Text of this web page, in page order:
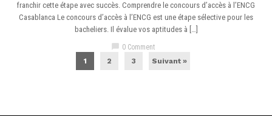
franchir cette étape avec succès. Comprendre le concours d’accès à l’ENCG
Casablanca Le concours d’accès à l’ENCG est une étape sélective pour les
bacheliers. Il évalue vos aptitudes à […]
chat_bubble 0 Comment
1
2 3 Suivant »